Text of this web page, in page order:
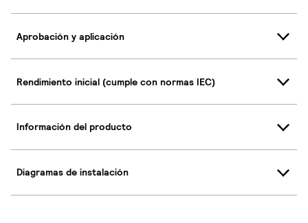
Aprobación y aplicación
Rendimiento inicial (cumple con normas IEC)
Información del producto
Diagramas de instalación